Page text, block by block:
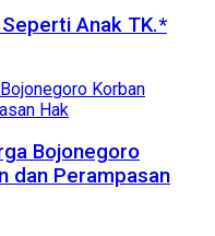
Anak TK.*
Bojonegoro
dan Perampasan